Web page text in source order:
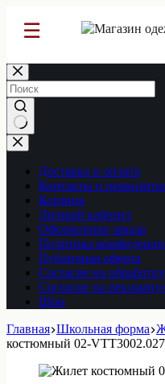
☰
Перейти
к
сути
Ничего
не
найденоДоставка и оплата
Контакты и реквизиты
Корзина
Личный кабинет
Оформление заказа
Политика
Публичная оферта
Согласие на
Согласие на
Шоп
Главная Школьная форма
костюмный 02-